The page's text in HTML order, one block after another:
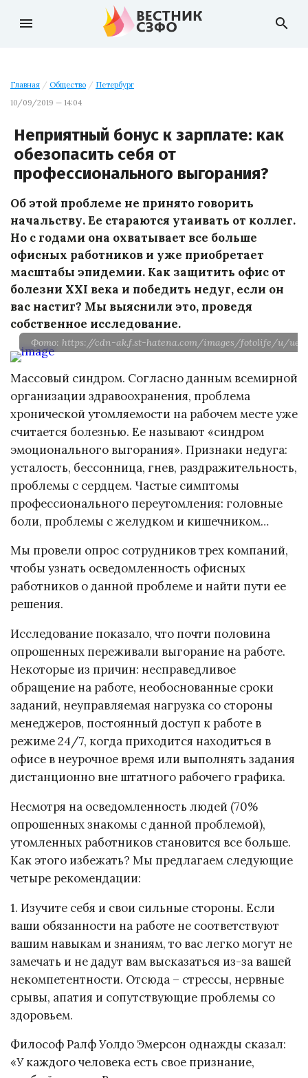
menu search
Главная / Общество / Петербург
10/09/2019 — 14:04
Неприятный бонус к зарплате: как
обезопасить себя от
профессионального выгорания?
Об этой проблеме не принято говорить
начальству. Ее стараются утаивать от коллег.
Но с годами она охватывает все больше
офисных работников и уже приобретает
масштабы эпидемии. Как защитить офис от
болезни XXI века и победить недуг, если он
вас настиг? Мы выяснили это, проведя
собственное исследование.
Фото: https://cdn-ak.f.st-hatena.com/images/fotolife/u/
Массовый синдром. Согласно данным всемирной
организации здравоохранения, проблема
хронической утомляемости на рабочем месте уже
считается болезнью. Ее называют «синдром
эмоционального выгорания». Признаки недуга:
усталость, бессонница, гнев, раздражительность,
проблемы с сердцем. Частые симптомы
профессионального переутомления: головные
боли, проблемы с желудком и кишечником…
Мы провели опрос сотрудников трех компаний,
чтобы узнать осведомленность офисных
работников о данной проблеме и найти пути ее
решения.
Исследование показало, что почти половина
опрошенных переживали выгорание на работе.
Некоторые из причин: несправедливое
обращение на работе, необоснованные сроки
заданий, неуправляемая нагрузка со стороны
менеджеров, постоянный доступ к работе в
режиме 24/7, когда приходится находиться в
офисе в неурочное время или выполнять задания
дистанционно вне штатного рабочего графика.
Несмотря на осведомленность людей (70%
опрошенных знакомы с данной проблемой),
утомленных работников становится все больше.
Как этого избежать? Мы предлагаем следующие
четыре рекомендации:
1. Изучите себя и свои сильные стороны. Если
ваши обязанности на работе не соответствуют
вашим навыкам и знаниям, то вас легко могут не
замечать и не дадут вам высказаться из-за вашей
некомпетентности. Отсюда – стрессы, нервные
срывы, апатия и сопутствующие проблемы со
здоровьем.
Философ Ралф Уолдо Эмерсон однажды сказал:
«У каждого человека есть свое признание,